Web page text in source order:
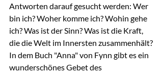
Antworten darauf gesucht werden: Wer
bin ich? Woher komme ich? Wohin gehe
ich? Was ist der Sinn? Was ist die Kraft,
die die Welt im Innersten zusammenhält?
In dem Buch "Anna" von Fynn gibt es ein
wunderschönes Gebet des